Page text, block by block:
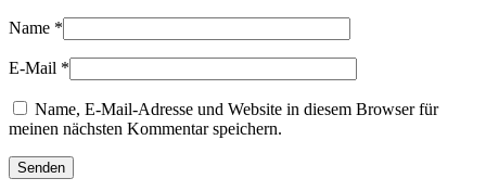
Name *
E-Mail *
Name, E-Mail-Adresse und Website in diesem Browser für
meinen nächsten Kommentar speichern.